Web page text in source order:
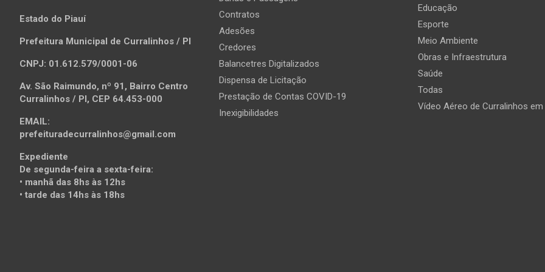
Estado do Piauí
Prefeitura Municipal de Curralinhos / PI
CNPJ: 01.612.579/0001-06
Av. São Raimundo, nº 91, Bairro Centro
Curralinhos / PI, CEP 64.453-000
EMAIL:
prefeituradecurralinhos@gmail.com
Expediente
De segunda-feira a sexta-feira:
• manhã das 8hs às 12hs
• tarde das 14hs às 18hs
Contratos
Adesões
Credores
Balancetres Digitalizados
Dispensa de Licitação
Prestação de Contas COVID-19
Inexigibilidades
Educação
Esporte
Meio Ambiente
Obras e Infraestrutura
Saúde
Todas
Vídeo Aéreo de Curralinhos em